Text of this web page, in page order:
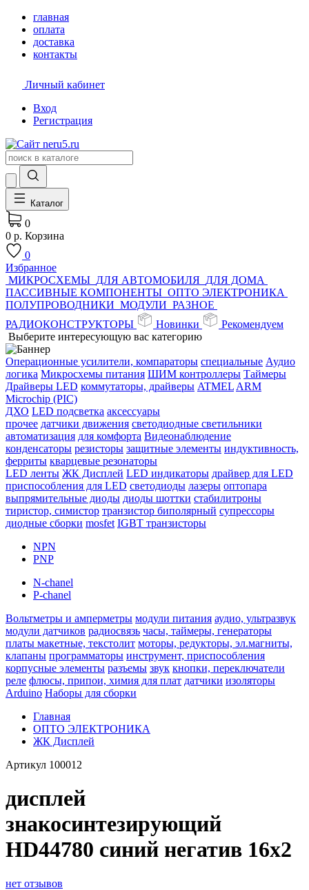
главная
оплата
доставка
контакты
Личный кабинет
Вход
Регистрация
Каталог
0
0 р. Корзина
0
Избранное
МИКРОСХЕМЫ ДЛЯ АВТОМОБИЛЯ ДЛЯ ДОМА
ПАССИВНЫЕ КОМПОНЕНТЫ ОПТО ЭЛЕКТРОНИКА
ПОЛУПРОВОДНИКИ МОДУЛИ РАЗНОЕ
РАДИОКОНСТРУКТОРЫ
Новинки
Рекомендуем
Выберите интересующую вас категорию
Операционные усилители, компараторы специальные Аудио
логика Микросхемы питания ШИМ контроллеры Таймеры
Драйверы LED коммутаторы, драйверы ATMEL ARM
Microchip (PIC)
ДХО LED подсветка аксессуары
прочее датчики движения светодиодные светильники
автоматизация для комфорта Видеонаблюдение
конденсаторы резисторы защитные элементы индуктивность,
ферриты кварцевые резонаторы
LED ленты ЖК Дисплей LED индикаторы драйвер для LED
приспособления для LED светодиоды лазеры оптопара
выпрямительные диоды диоды шоттки стабилитроны
тиристор, симистор транзистор биполярный супрессоры
диодные сборки mosfet IGBT транзисторы
NPN
PNP
N-chanel
P-chanel
Вольтметры и амперметры модули питания аудио, ультразвук
модули датчиков радиосвязь часы, таймеры, генераторы
платы макетные, текстолит моторы, редукторы, эл.магниты,
клапаны программаторы инструмент, приспособления
корпусные элементы разъемы звук кнопки, переключатели
реле флюсы, припои, химия для плат датчики изоляторы
Arduino Наборы для сборки
Главная
ОПТО ЭЛЕКТРОНИКА
ЖК Дисплей
Артикул 100012
дисплей
знакосинтезирующий
HD44780 синий негатив 16x2
нет отзывов